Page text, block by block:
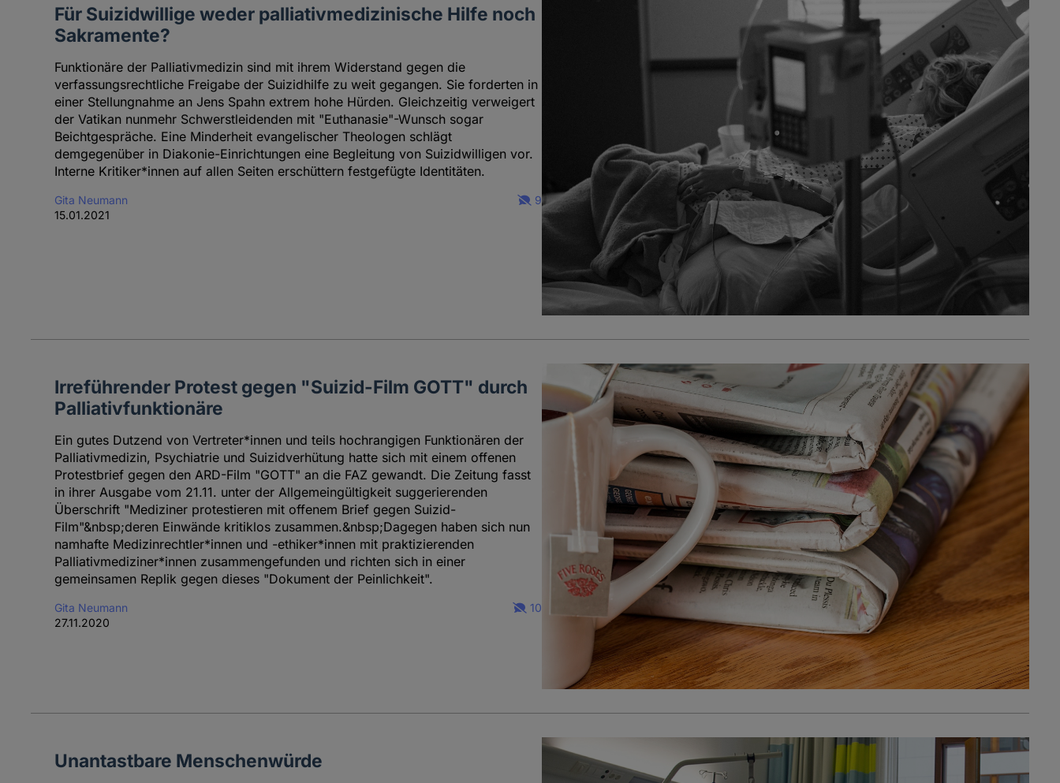
Für Suizidwillige weder palliativmedizinische Hilfe noch
Sakramente?
Funktionäre der Palliativmedizin sind mit ihrem Widerstand gegen die
verfassungsrechtliche Freigabe der Suizidhilfe zu weit gegangen. Sie forderten in
einer Stellungnahme an Jens Spahn extrem hohe Hürden. Gleichzeitig verweigert
der Vatikan nunmehr Schwerstleidenden mit "Euthanasie"-Wunsch sogar
Beichtgespräche. Eine Minderheit evangelischer Theologen schlägt
demgegenüber in Diakonie-Einrichtungen eine Begleitung von Suizidwilligen vor.
Interne Kritiker*innen auf allen Seiten erschüttern festgefügte Identitäten.
Gita Neumann
15.01.2021
9
Irreführender Protest gegen "Suizid-Film GOTT" durch
Palliativfunktionäre
Ein gutes Dutzend von Vertreter*innen und teils hochrangigen Funktionären der
Palliativmedizin, Psychiatrie und Suizidverhütung hatte sich mit einem offenen
Protestbrief gegen den ARD-Film "GOTT" an die FAZ gewandt. Die Zeitung fasst
in ihrer Ausgabe vom 21.11. unter der Allgemeingültigkeit suggerierenden
Überschrift "Mediziner protestieren mit offenem Brief gegen Suizid-
Film"&nbsp;deren Einwände kritiklos zusammen.&nbsp;Dagegen haben sich nun
namhafte Medizinrechtler*innen und -ethiker*innen mit praktizierenden
Palliativmediziner*innen zusammengefunden und richten sich in einer
gemeinsamen Replik gegen dieses "Dokument der Peinlichkeit".
Gita Neumann
27.11.2020
10
Unantastbare Menschenwürde